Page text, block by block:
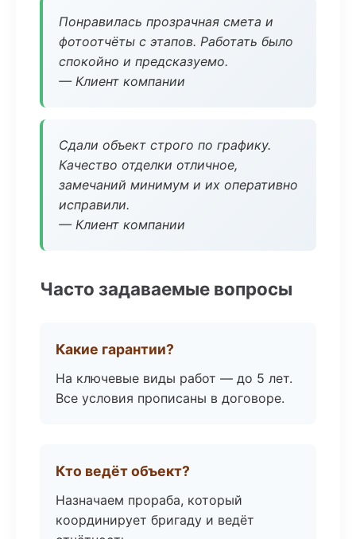
Понравилась прозрачная смета и
фотоотчёты с этапов. Работать было
спокойно и предсказуемо.
— Клиент компании
Сдали объект строго по графику.
Качество отделки отличное,
замечаний минимум и их оперативно
исправили.
— Клиент компании
Часто задаваемые вопросы
Какие гарантии?
На ключевые виды работ — до 5 лет.
Все условия прописаны в договоре.
Кто ведёт объект?
Назначаем прораба, который
координирует бригаду и ведёт